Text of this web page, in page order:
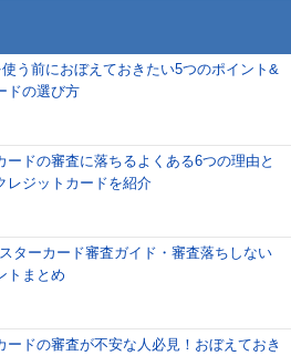
う前におぼえておきたい5つのポイント&
ドの選び方
ードの審査に落ちるよくある6つの理由と
レジットカードを紹介
ターカード審査ガイド・審査落ちしない
トまとめ
ードの審査が不安な人必見！おぼえておき